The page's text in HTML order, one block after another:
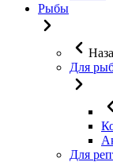
Рыбы
Для
Для